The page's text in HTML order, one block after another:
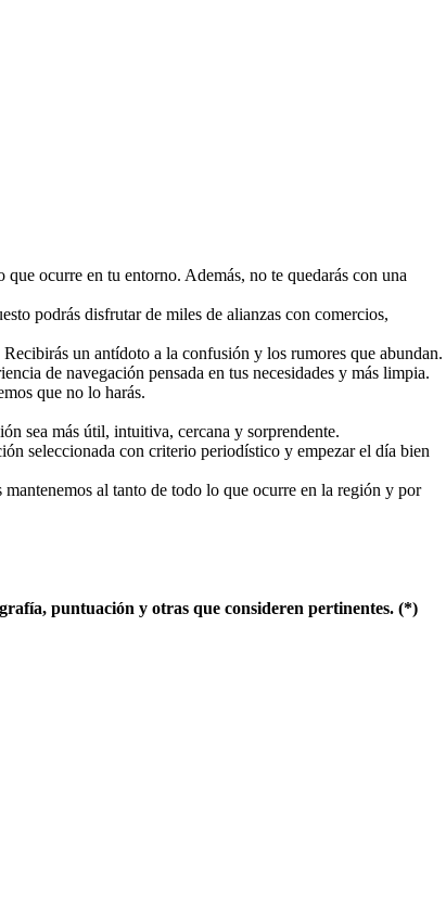
ocurre en tu entorno. Además, no te quedarás con una
podrás disfrutar de miles de alianzas con comercios,
un antídoto a la confusión y los rumores que abundan.
de navegación pensada en tus necesidades y más limpia.
que no lo harás.
sea más útil, intuitiva, cercana y sorprendente.
seleccionada con criterio periodístico y empezar el día bien
al tanto de todo lo que ocurre en la región y por
puntuación y otras que consideren pertinentes. (*)